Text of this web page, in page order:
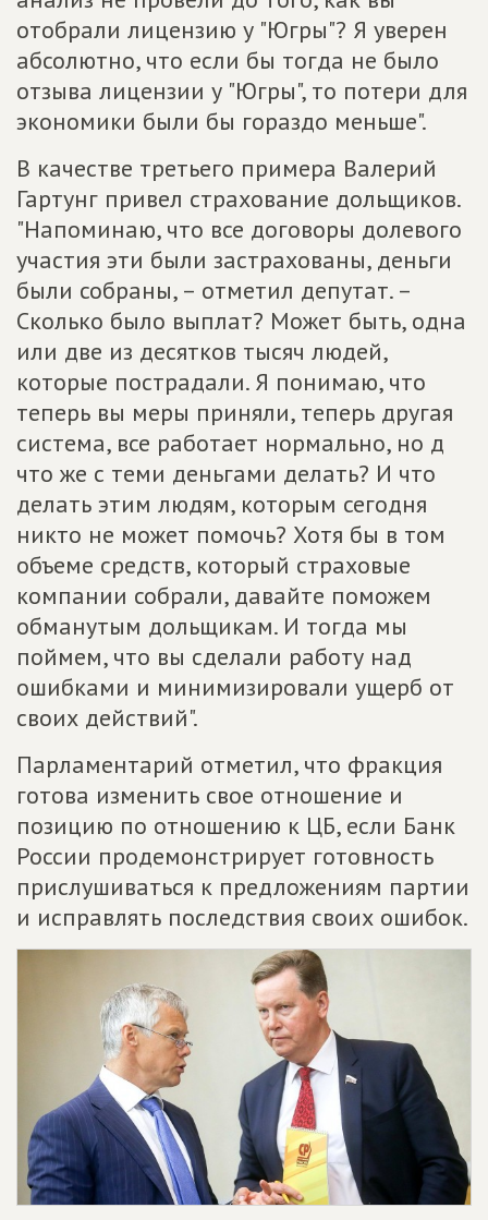
отобрали лицензию у "Югры"? Я уверен
абсолютно, что если бы тогда не было
отзыва лицензии у "Югры", то потери для
экономики были бы гораздо меньше".
В качестве третьего примера Валерий
Гартунг привел страхование дольщиков.
"Напоминаю, что все договоры долевого
участия эти были застрахованы, деньги
были собраны, – отметил депутат. –
Сколько было выплат? Может быть, одна
или две из десятков тысяч людей,
которые пострадали. Я понимаю, что
теперь вы меры приняли, теперь другая
система, все работает нормально, но д
что же с теми деньгами делать? И что
делать этим людям, которым сегодня
никто не может помочь? Хотя бы в том
объеме средств, который страховые
компании собрали, давайте поможем
обманутым дольщикам. И тогда мы
поймем, что вы сделали работу над
ошибками и минимизировали ущерб от
своих действий".
Парламентарий отметил, что фракция
готова изменить свое отношение и
позицию по отношению к ЦБ, если Банк
России продемонстрирует готовность
прислушиваться к предложениям партии
и исправлять последствия своих ошибок.